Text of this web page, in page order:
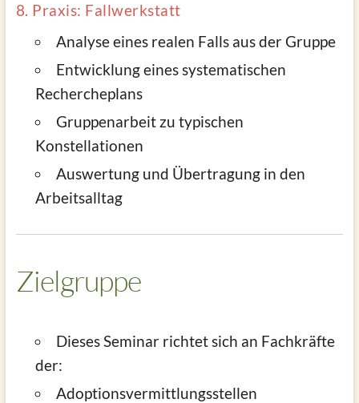
8. Praxis: Fallwerkstatt
Analyse eines realen Falls aus der Gruppe
Entwicklung eines systematischen
Rechercheplans
Gruppenarbeit zu typischen
Konstellationen
Auswertung und Übertragung in den
Arbeitsalltag
Zielgruppe
Dieses Seminar richtet sich an Fachkräfte
der:
Adoptionsvermittlungsstellen